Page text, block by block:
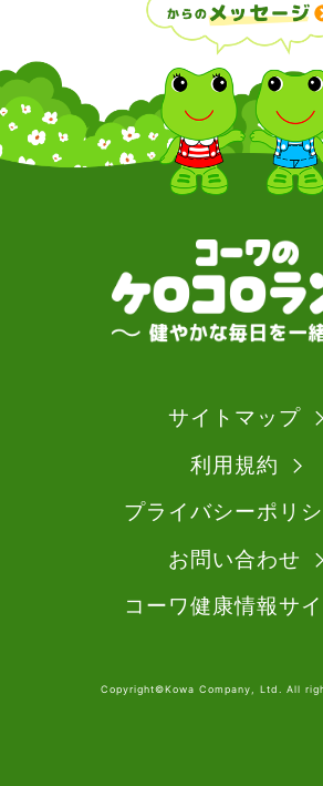
サイトマップ
利用規約
プライバシーポリ
お問い合わせ
コーワ健康情報サイ
Copyright©Kowa Company, Ltd. All